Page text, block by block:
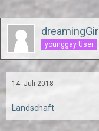
dreamingGirl
younggay User
14. Juli 2018
Landschaft